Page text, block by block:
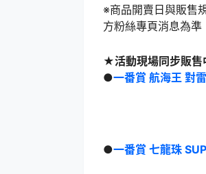
※商品開賣日與販售
方粉絲專頁消息為準
★活動現場同步販售
●一番賞 航海王 對
●一番賞 七龍珠